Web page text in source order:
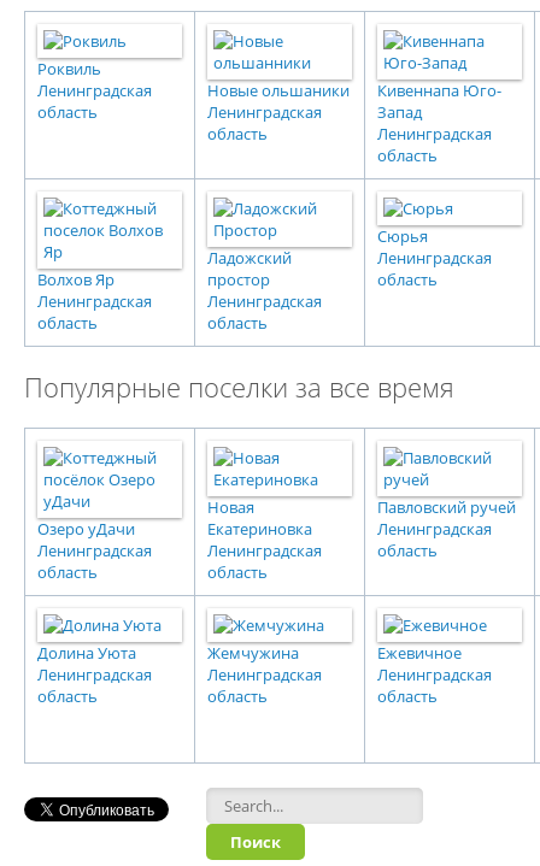
Роквиль
Ленинградская
область
Новые ольшаники
Ленинградская
область
Кивеннапа Юго-
Запад
Ленинградская
область
Волхов Яр
Ленинградская
область
Ладожский
простор
Ленинградская
область
Сюрья
Ленинградская
область
Популярные поселки за все время
Озеро уДачи
Ленинградская
область
Новая
Екатериновка
Ленинградская
область
Павловский ручей
Ленинградская
область
Долина Уюта
Ленинградская
область
Жемчужина
Ленинградская
область
Ежевичное
Ленинградская
область
Форма поиска